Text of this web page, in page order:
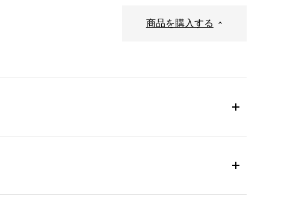
商品を購入する